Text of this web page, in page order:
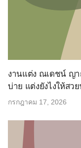
งานแต่ง ณเดชน์ ญา
บ่าย แต่งยังไงให้สว
กรกฎาคม 17, 2026